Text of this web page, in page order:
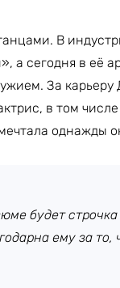
В
а сегодня в её
За карьеру
в том
однажды
будет
ему за то,